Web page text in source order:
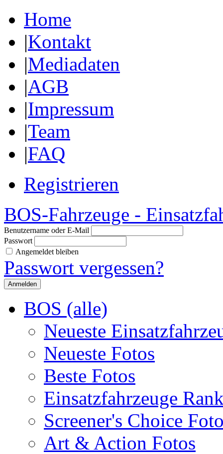
Home
|Kontakt
|Mediadaten
|AGB
|Impressum
|Team
|FAQ
Registrieren
BOS-Fahrzeuge -
Benutzername oder E-Mail
Passwort
Angemeldet bleiben
Passwort vergessen?
BOS (alle)
Neueste
Neueste Fotos
Beste Fotos
Einsatzfahrzeuge
Screener's Choice
Art & Action Fotos